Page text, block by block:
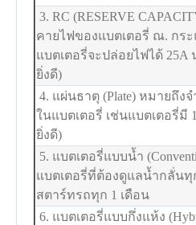
3. RC (RESERVE
คายไฟของแบตเตอรี่ ณ. กระ
แบตเตอรี่จะปล่อยไฟได้ 25A
ยิ่งดี)
4. แผ่นธาตุ (Plate) หมายถึง
ในแบตเตอรี่ เช่นแบตเตอรี่มี
ยิ่งดี)
5. แบตเตอรี่แบบน้ำ
แบตเตอรี่ที่ต้องดูแลน้ำกลั่นทุ
สตาร์ทรถทุก 1 เดือน
6. แบตเตอรี่แบบกึ่งแห้ง